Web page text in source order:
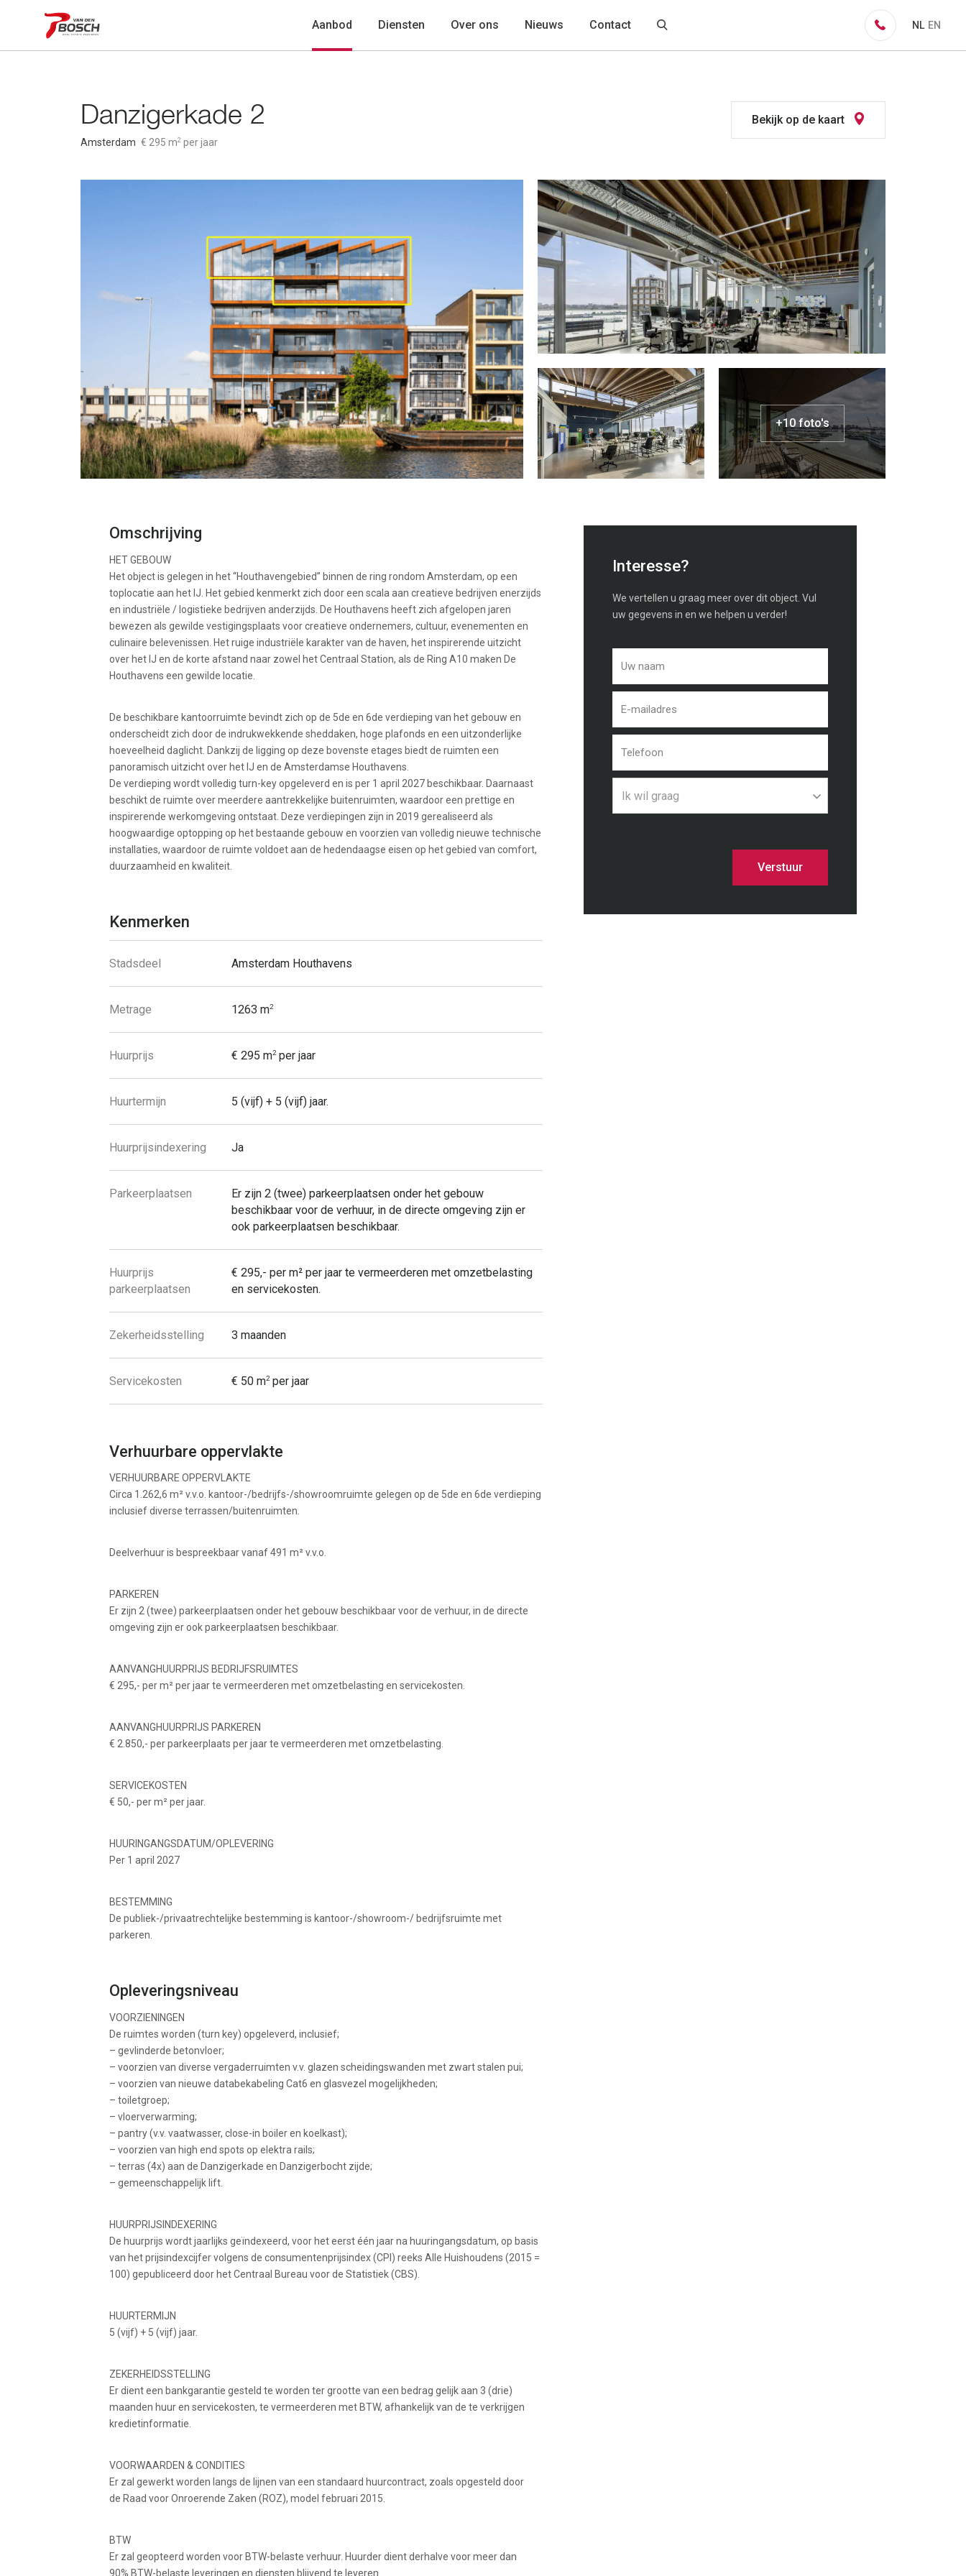
Aanbod Diensten Over ons Nieuws Contact NL EN
Danzigerkade 2
Amsterdam € 295 m2 per jaar
Bekijk op de kaart
+10 foto's
Omschrijving
HET GEBOUW
Het object is gelegen in het “Houthavengebied” binnen de ring rondom Amsterdam, op een
toplocatie aan het IJ. Het gebied kenmerkt zich door een scala aan creatieve bedrijven enerzijds
en industriële / logistieke bedrijven anderzijds. De Houthavens heeft zich afgelopen jaren
bewezen als gewilde vestigingsplaats voor creatieve ondernemers, cultuur, evenementen en
culinaire belevenissen. Het ruige industriële karakter van de haven, het inspirerende uitzicht
over het IJ en de korte afstand naar zowel het Centraal Station, als de Ring A10 maken De
Houthavens een gewilde locatie.
De beschikbare kantoorruimte bevindt zich op de 5de en 6de verdieping van het gebouw en
onderscheidt zich door de indrukwekkende sheddaken, hoge plafonds en een uitzonderlijke
hoeveelheid daglicht. Dankzij de ligging op deze bovenste etages biedt de ruimten een
panoramisch uitzicht over het IJ en de Amsterdamse Houthavens.
De verdieping wordt volledig turn-key opgeleverd en is per 1 april 2027 beschikbaar. Daarnaast
beschikt de ruimte over meerdere aantrekkelijke buitenruimten, waardoor een prettige en
inspirerende werkomgeving ontstaat. Deze verdiepingen zijn in 2019 gerealiseerd als
hoogwaardige optopping op het bestaande gebouw en voorzien van volledig nieuwe technische
installaties, waardoor de ruimte voldoet aan de hedendaagse eisen op het gebied van comfort,
duurzaamheid en kwaliteit.
Kenmerken
Stadsdeel Amsterdam Houthavens
Metrage 1263 m2
Huurprijs € 295 m2per jaar
Huurtermijn 5 (vijf) + 5 (vijf) jaar.
Huurprijsindexering Ja
Parkeerplaatsen
Er zijn 2 (twee) parkeerplaatsen onder het gebouw
beschikbaar voor de verhuur, in de directe omgeving zijn er
ook parkeerplaatsen beschikbaar.
Huurprijs
parkeerplaatsen
€ 295,- per m² per jaar te vermeerderen met omzetbelasting
en servicekosten.
Zekerheidsstelling 3 maanden
Servicekosten € 50 m2per jaar
Verhuurbare oppervlakte
VERHUURBARE OPPERVLAKTE
Circa 1.262,6 m² v.v.o. kantoor-/bedrijfs-/showroomruimte gelegen op de 5de en 6de verdieping
inclusief diverse terrassen/buitenruimten.
Deelverhuur is bespreekbaar vanaf 491 m² v.v.o.
PARKEREN
Er zijn 2 (twee) parkeerplaatsen onder het gebouw beschikbaar voor de verhuur, in de directe
omgeving zijn er ook parkeerplaatsen beschikbaar.
AANVANGHUURPRIJS BEDRIJFSRUIMTES
€ 295,- per m² per jaar te vermeerderen met omzetbelasting en servicekosten.
AANVANGHUURPRIJS PARKEREN
€ 2.850,- per parkeerplaats per jaar te vermeerderen met omzetbelasting.
SERVICEKOSTEN
€ 50,- per m² per jaar.
HUURINGANGSDATUM/OPLEVERING
Per 1 april 2027
BESTEMMING
De publiek-/privaatrechtelijke bestemming is kantoor-/showroom-/ bedrijfsruimte met
parkeren.
Opleveringsniveau
VOORZIENINGEN
De ruimtes worden (turn key) opgeleverd, inclusief;
– gevlinderde betonvloer;
– voorzien van diverse vergaderruimten v.v. glazen scheidingswanden met zwart stalen pui;
– voorzien van nieuwe databekabeling Cat6 en glasvezel mogelijkheden;
– toiletgroep;
– vloerverwarming;
– pantry (v.v. vaatwasser, close-in boiler en koelkast);
– voorzien van high end spots op elektra rails;
– terras (4x) aan de Danzigerkade en Danzigerbocht zijde;
– gemeenschappelijk lift.
HUURPRIJSINDEXERING
De huurprijs wordt jaarlijks geïndexeerd, voor het eerst één jaar na huuringangsdatum, op basis
van het prijsindexcijfer volgens de consumentenprijsindex (CPI) reeks Alle Huishoudens (2015 =
100) gepubliceerd door het Centraal Bureau voor de Statistiek (CBS).
HUURTERMIJN
5 (vijf) + 5 (vijf) jaar.
ZEKERHEIDSSTELLING
Er dient een bankgarantie gesteld te worden ter grootte van een bedrag gelijk aan 3 (drie)
maanden huur en servicekosten, te vermeerderen met BTW, afhankelijk van de te verkrijgen
kredietinformatie.
VOORWAARDEN & CONDITIES
Er zal gewerkt worden langs de lijnen van een standaard huurcontract, zoals opgesteld door
de Raad voor Onroerende Zaken (ROZ), model februari 2015.
BTW
Er zal geopteerd worden voor BTW-belaste verhuur. Huurder dient derhalve voor meer dan
90% BTW-belaste leveringen en diensten blijvend te leveren.
Interesse?
We vertellen u graag meer over dit object. Vul
uw gegevens in en we helpen u verder!
Ik wil graag
Verstuur